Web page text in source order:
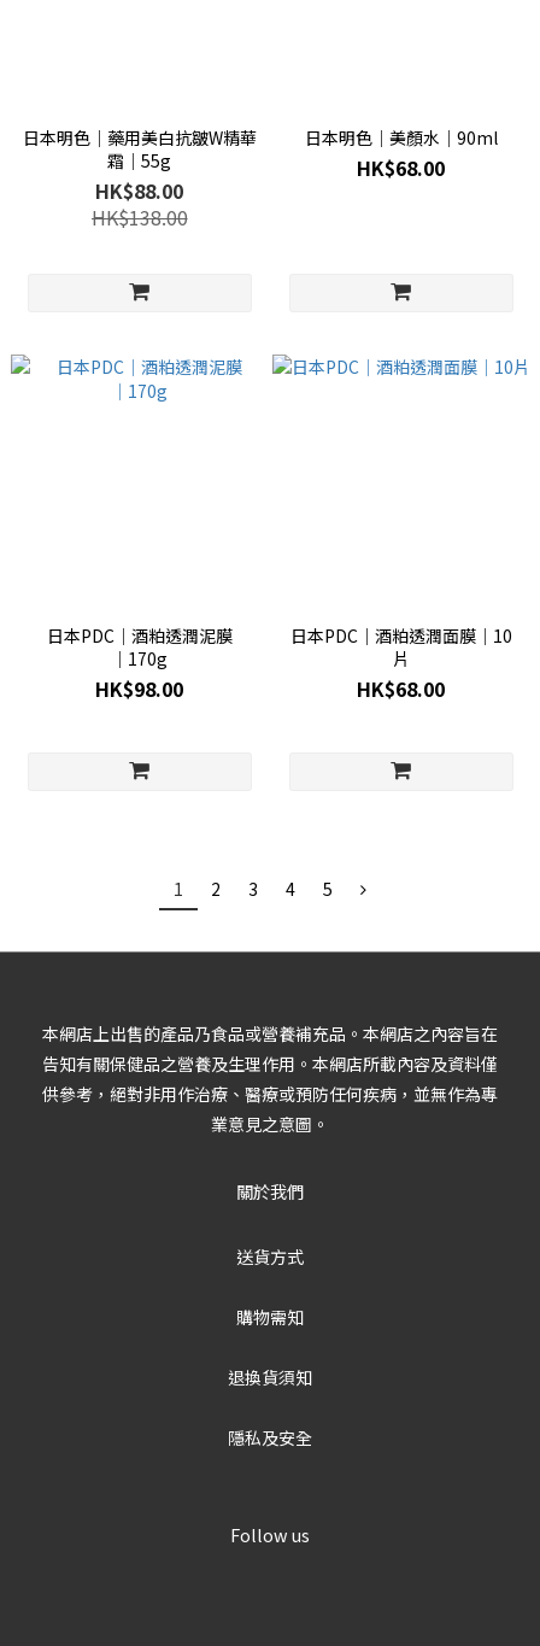
日本明色│藥用美白抗皺W精華
霜│55g
HK$88.00
HK$138.00
日本明色│美顏水│90ml
HK$68.00
日本PDC│酒粕透潤泥膜
│170g
HK$98.00
日本PDC│酒粕透潤面膜│10
片
HK$68.00
1 2 3 4 5
本網店上出售的產品乃食品或營養補充品。本網店之內容旨在
告知有關保健品之營養及生理作用。本網店所載內容及資料僅
供參考，絕對非用作治療、醫療或預防任何疾病，並無作為專
業意見之意圖。
關於我們
送貨方式
購物需知
退換貨須知
隱私及安全
Follow us